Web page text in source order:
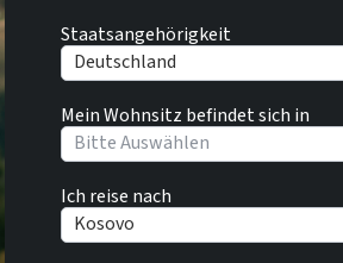
Staatsangehörigkeit
Deutschland
Mein Wohnsitz befindet sich in
Bitte Auswählen
Ich reise nach
Kosovo